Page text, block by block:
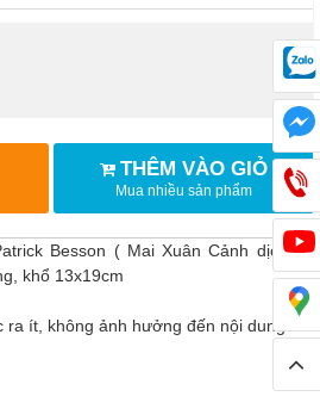
THÊM VÀO GIỎ
Mua nhiều sản phẩm
Besson ( Mai Xuân Cảnh dịch ) -
khổ 13x19cm
ra ít, không ảnh hưởng đến nội dung